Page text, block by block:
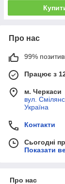
Про нас
99%
Працює з
м. Черкаси
вул.
Україна
Контакти
Сьогодні
Показати
Про нас